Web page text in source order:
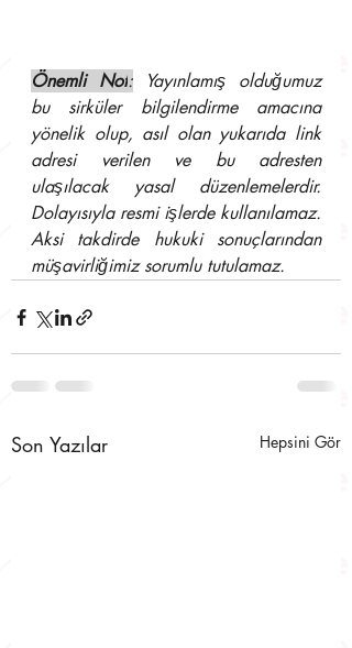
Önemli Not: Yayınlamış olduğumuz
bu sirküler bilgilendirme amacına
yönelik olup, asıl olan yukarıda link
adresi verilen ve bu adresten
ulaşılacak yasal düzenlemelerdir.
Dolayısıyla resmi işlerde kullanılamaz.
Aksi takdirde hukuki sonuçlarından
müşavirliğimiz sorumlu tutulamaz.
Son Yazılar Hepsini Gör